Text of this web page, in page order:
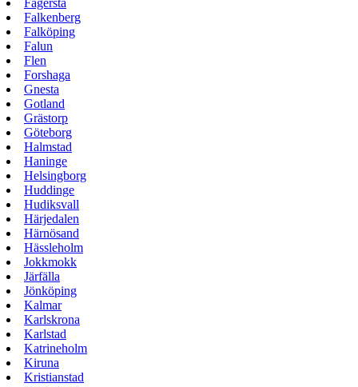
Fagersta
Falkenberg
Falköping
Falun
Flen
Forshaga
Gnesta
Gotland
Grästorp
Göteborg
Halmstad
Haninge
Helsingborg
Huddinge
Hudiksvall
Härjedalen
Härnösand
Hässleholm
Jokkmokk
Järfälla
Jönköping
Kalmar
Karlskrona
Karlstad
Katrineholm
Kiruna
Kristianstad